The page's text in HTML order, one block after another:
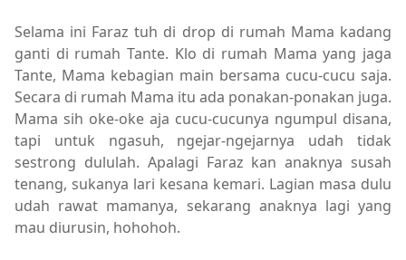
Selama ini Faraz tuh di drop di rumah Mama kadang
ganti di rumah Tante. Klo di rumah Mama yang jaga
Tante, Mama kebagian main bersama cucu-cucu saja.
Secara di rumah Mama itu ada ponakan-ponakan juga.
Mama sih oke-oke aja cucu-cucunya ngumpul disana,
tapi untuk ngasuh, ngejar-ngejarnya udah tidak
sestrong dululah. Apalagi Faraz kan anaknya susah
tenang, sukanya lari kesana kemari. Lagian masa dulu
udah rawat mamanya, sekarang anaknya lagi yang
mau diurusin, hohohoh.